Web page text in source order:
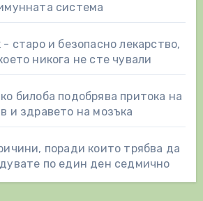
система
- старо и безопасно лекарство,
никога не сте чували
билоба подобрява притока на
и здравето на мозъка
поради които трябва да
по един ден седмично